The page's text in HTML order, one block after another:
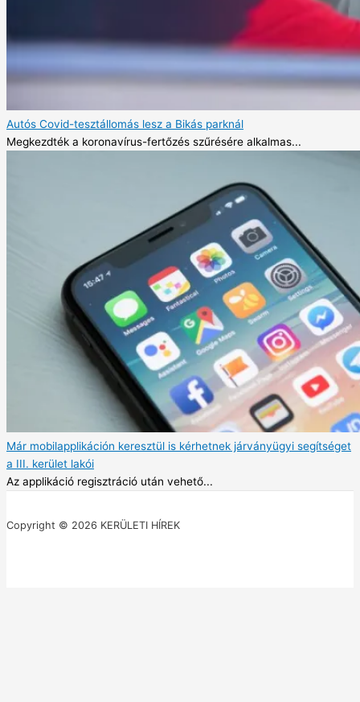
Autós Covid-tesztállomás lesz a Bikás parknál
Megkezdték a koronavírus-fertőzés szűrésére alkalmas...
Már mobilapplikáción keresztül is kérhetnek járványügyi segítséget
a III. kerület lakói
Az applikáció regisztráció után vehető...
Copyright © 2026 KERÜLETI HÍREK